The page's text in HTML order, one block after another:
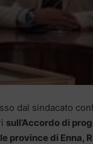
dal sindacato
sull’Accordo di
province di Enna,